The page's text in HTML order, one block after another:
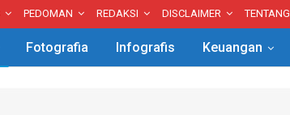
PEDOMAN REDAKSI DISCLAIMER TENTANG
Fotografia Infografis Keuangan